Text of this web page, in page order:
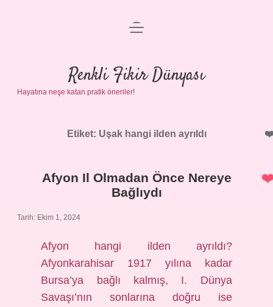
Anasayfa
Gizlilik Politikası
Yasal Uyarı
menüyü
Renkli Fikir Dünyası
Hayatına neşe katan pratik öneriler!
Etiket: Uşak hangi ilden ayrıldı
Afyon Il Olmadan Önce Nereye
Bağlıydı
Tarih: Ekim 1, 2024
Afyon hangi ilden ayrıldı?
Afyonkarahisar 1917 yılına kadar
Bursa’ya bağlı kalmış, I. Dünya
Savaşı’nın sonlarına doğru ise